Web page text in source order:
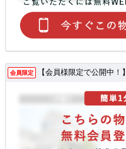
会員限定 【会員様限定で公開中！】